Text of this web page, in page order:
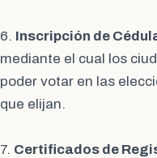
6. Inscripción de
mediante el cual los
poder votar en las
que elijan.
7. Certificados de